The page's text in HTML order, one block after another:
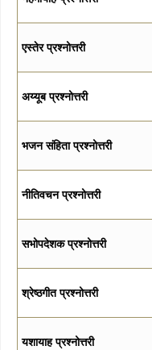
एस्तेर प्रश्नोत्तरी
अय्यूब प्रश्नोत्तरी
भजन संहिता प्रश्नोत्तरी
नीतिवचन प्रश्नोत्तरी
सभोपदेशक प्रश्नोत्तरी
श्रेष्ठगीत प्रश्नोत्तरी
यशायाह प्रश्नोत्तरी